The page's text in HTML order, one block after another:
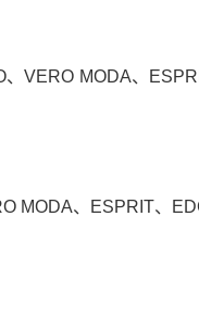
、VERO MODA、
MODA、ESPRIT、